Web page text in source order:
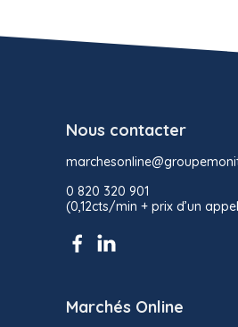
Nous contacter
0 820 320 901
(0,12cts/min + prix d’un
Marchés Online